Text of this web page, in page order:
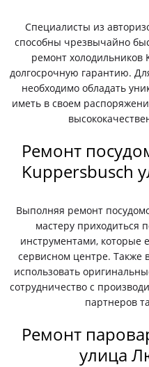
Специалисты из
способны чрезвычайно
ремонт холодильников
долгосрочную гарантию.
необходимо обладать
иметь в своем
Ремонт
Kuppersbusch
Выполняя ремонт
мастеру приходиться
инструментами, которые
сервисном центре. Также
использовать
сотрудничество с
партнеров
Ремонт
улица